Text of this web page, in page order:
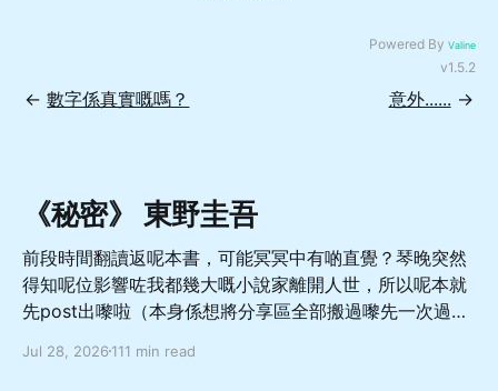
Powered By Valine
v1.5.2
←數字係真實嘅嗎？ 意外...... →
《秘密》 東野圭吾
前段時間翻讀返呢本書，可能冥冥中有啲直覺？琴晚突然
得知呢位影響咗我都幾大嘅小說家離開人世，所以呢本就
先post出嚟啦（本身係想將分享區全部搬過嚟先一次過
善良溫柔而又軟弱怕事嘅非典型成年男性嘅角度出發，寫
Jul 28, 2026 111 min read